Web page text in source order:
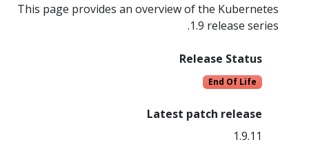
This page provides an overview of the Kubernetes
1.9 release series.
Release Status
End Of Life
Latest patch release
1.9.11